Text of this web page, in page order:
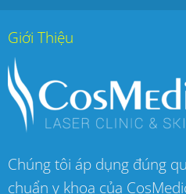
Giới Thiệu
Chúng tôi áp dụng đúng
chuẩn y khoa của